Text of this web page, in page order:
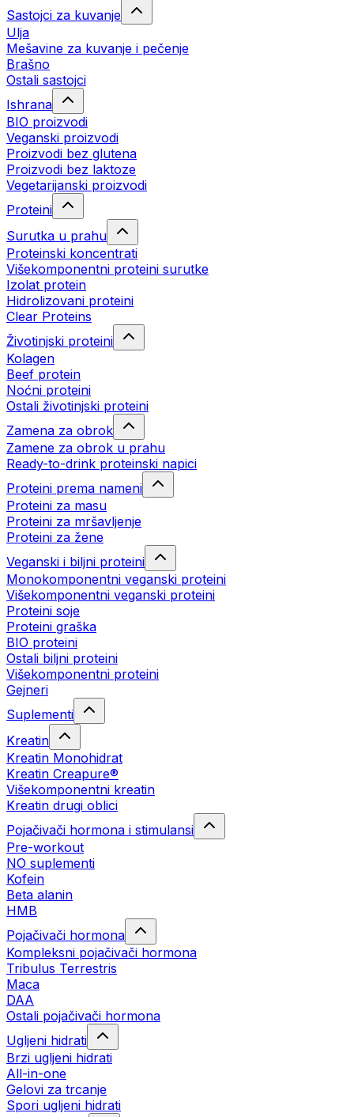
Sastojci za kuvanje
Ulja
Mešavine za kuvanje i pečenje
Brašno
Ostali sastojci
Ishrana
BIO proizvodi
Veganski proizvodi
Proizvodi bez glutena
Proizvodi bez laktoze
Vegetarijanski proizvodi
Proteini
Surutka u prahu
Proteinski koncentrati
Višekomponentni proteini surutke
Izolat protein
Hidrolizovani proteini
Clear Proteins
Životinjski proteini
Kolagen
Beef protein
Noćni proteini
Ostali životinjski proteini
Zamena za obrok
Zamene za obrok u prahu
Ready-to-drink proteinski napici
Proteini prema nameni
Proteini za masu
Proteini za mršavljenje
Proteini za žene
Veganski i biljni proteini
Monokomponentni veganski proteini
Višekomponentni veganski proteini
Proteini soje
Proteini graška
BIO proteini
Ostali biljni proteini
Višekomponentni proteini
Gejneri
Suplementi
Kreatin
Kreatin Monohidrat
Kreatin Creapure®
Višekomponentni kreatin
Kreatin drugi oblici
Pojačivači hormona i stimulansi
Pre-workout
NO suplementi
Kofein
Beta alanin
HMB
Pojačivači hormona
Kompleksni pojačivači hormona
Tribulus Terrestris
Maca
DAA
Ostali pojačivači hormona
Ugljeni hidrati
Brzi ugljeni hidrati
All-in-one
Gelovi za trcanje
Spori ugljeni hidrati